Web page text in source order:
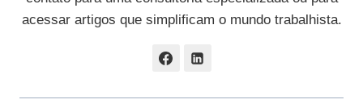
acessar artigos que simplificam o mundo trabalhista.